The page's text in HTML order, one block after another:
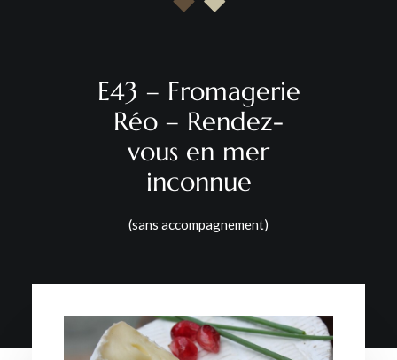
E43 – Fromagerie
Réo – Rendez-
vous en mer
inconnue
(sans accompagnement)